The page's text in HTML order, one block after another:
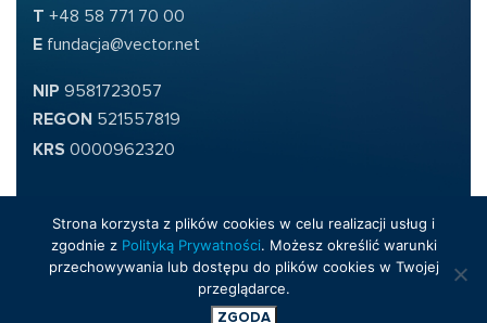
T +48 58 771 70 00
E fundacja@vector.net
NIP 9581723057
REGON 521557819
KRS 0000962320
Polityka prywatności Dokumenty Referencje
© Copyright 2026 - VECTOR
Strona korzysta z plików cookies w celu realizacji usług i
zgodnie z Polityką Prywatności. Możesz określić warunki
przechowywania lub dostępu do plików cookies w Twojej
przeglądarce.
ZGODA